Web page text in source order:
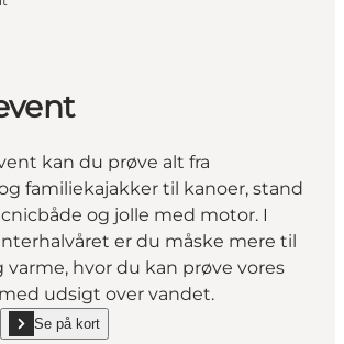
kan du prøve alt fra
familiekajakker til kanoer, stand
og jolle med motor. I
er du måske mere til
hvor du kan prøve vores
udsigt over vandet.
Se på kort
show Marineevent on_map